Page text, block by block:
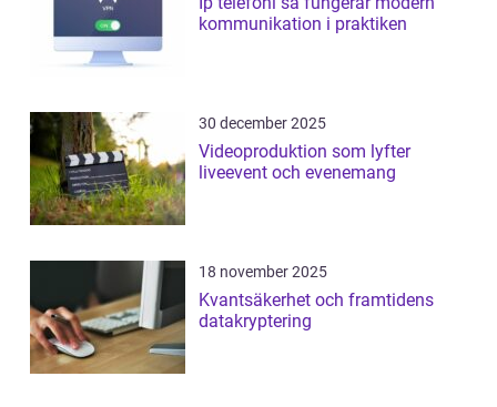
kommunikation i praktiken
30 december 2025
Videoproduktion som lyfter
liveevent och evenemang
18 november 2025
Kvantsäkerhet och framtidens
datakryptering